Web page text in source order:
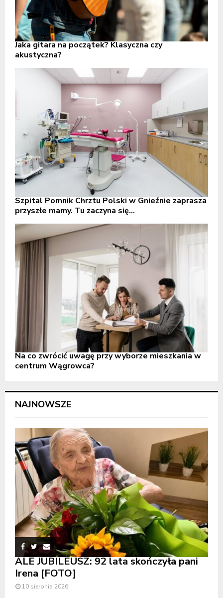
Jaka gitara na początek? Klasyczna czy
akustyczna?
Szpital Pomnik Chrztu Polski w Gnieźnie zaprasza
przyszłe mamy. Tu zaczyna się...
Na co zwrócić uwagę przy wyborze mieszkania w
centrum Wągrowca?
NAJNOWSZE
ALE JUBILEUSZ: 92 lata skończyła pani
Irena [FOTO]
10 sierpnia 2026